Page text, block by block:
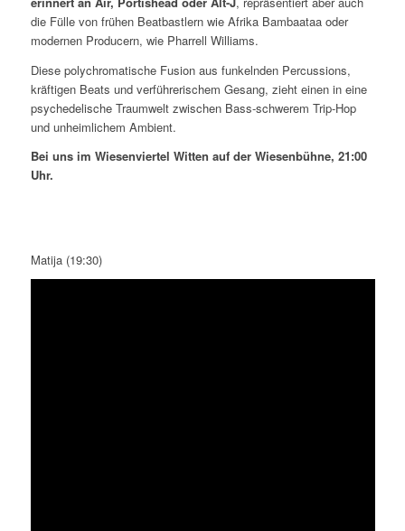
die Fülle von frühen Beatbastlern wie Afrika Bambaataa oder
modernen Producern, wie Pharrell Williams.
Diese polychromatische Fusion aus funkelnden Percussions,
kräftigen Beats und verführerischem Gesang, zieht einen in eine
psychedelische Traumwelt zwischen Bass-schwerem Trip-Hop
und unheimlichem Ambient.
Bei uns im Wiesenviertel Witten auf der Wiesenbühne, 21:00
Uhr.
Matija (19:30)